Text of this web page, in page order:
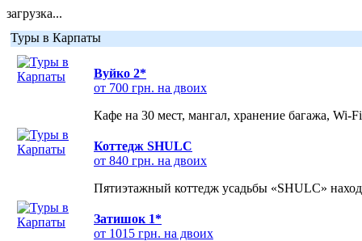
загрузка...
Туры в Карпаты
Вуйко 2*
от 700 грн. на двоих
Кафе на 30 мест, мангал, хранение багажа, Wi-
Коттедж SHULC
от 840 грн. на двоих
Пятиэтажный коттедж усадьбы «SHULC»
Затишок 1*
от 1015 грн. на двоих